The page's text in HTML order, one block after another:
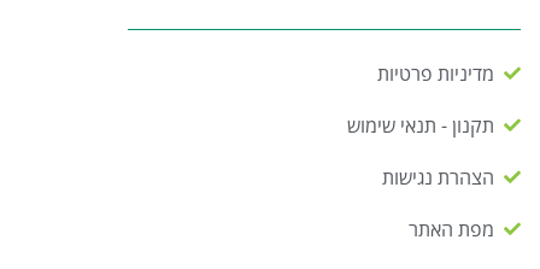
מדיניות פרטיות
תקנון - תנאי שימוש
הצהרת נגישות
מפת האתר